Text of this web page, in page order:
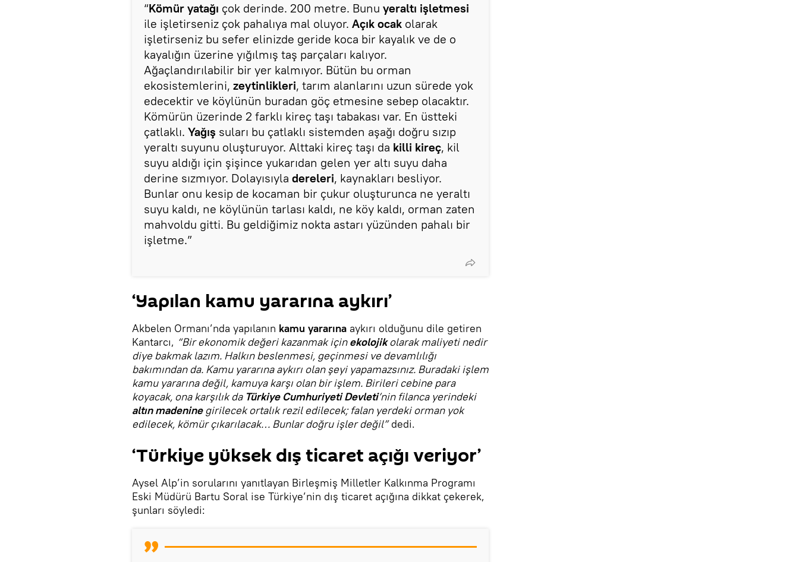
“Kömür yatağı çok derinde. 200 metre. Bunu yeraltı işletmesi
ile işletirseniz çok pahalıya mal oluyor. Açık ocak olarak
işletirseniz bu sefer elinizde geride koca bir kayalık ve de o
kayalığın üzerine yığılmış taş parçaları kalıyor.
Ağaçlandırılabilir bir yer kalmıyor. Bütün bu orman
ekosistemlerini, zeytinlikleri, tarım alanlarını uzun sürede yok
edecektir ve köylünün buradan göç etmesine sebep olacaktır.
Kömürün üzerinde 2 farklı kireç taşı tabakası var. En üstteki
çatlaklı. Yağış suları bu çatlaklı sistemden aşağı doğru sızıp
yeraltı suyunu oluşturuyor. Alttaki kireç taşı da killi kireç, kil
suyu aldığı için şişince yukarıdan gelen yer altı suyu daha
derine sızmıyor. Dolayısıyla dereleri, kaynakları besliyor.
Bunlar onu kesip de kocaman bir çukur oluşturunca ne yeraltı
suyu kaldı, ne köylünün tarlası kaldı, ne köy kaldı, orman zaten
mahvoldu gitti. Bu geldiğimiz nokta astarı yüzünden pahalı bir
işletme.”
‘Yapılan kamu yararına aykırı’
Akbelen Ormanı’nda yapılanın kamu yararına aykırı olduğunu dile getiren
Kantarcı, “Bir ekonomik değeri kazanmak içinekolojikolarak maliyeti nedir
diye bakmak lazım. Halkın beslenmesi, geçinmesi ve devamlılığı
bakımından da. Kamu yararına aykırı olan şeyi yapamazsınız. Buradaki işlem
kamu yararına değil, kamuya karşı olan bir işlem. Birileri cebine para
koyacak, ona karşılık da Türkiye Cumhuriyeti Devleti’nin filanca yerindeki
altın madeninegirilecek ortalık rezil edilecek; falan yerdeki orman yok
edilecek, kömür çıkarılacak… Bunlar doğru işler değil”dedi.
‘Türkiye yüksek dış ticaret açığı veriyor’
Aysel Alp’in sorularını yanıtlayan Birleşmiş Milletler Kalkınma Programı
Eski Müdürü Bartu Soral ise Türkiye’nin dış ticaret açığına dikkat çekerek,
şunları söyledi: